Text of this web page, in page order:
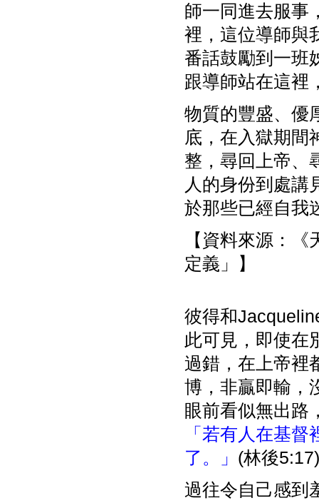
師一同進去服事
裡，這位導師與
番話鼓勵到一班
跟導師站在這裡
物質的豐盛、優
底，在入獄期間
整，尋回上帝、
人的身份到處講
於那些已經自我
【資料來源：
定義」】
彼得和
此可見，即使在
過錯，在上帝裡
博，非贏即輸，
眼前看似無出路
「若有人在基
了。」 (林後5:17)
過往令自己感到